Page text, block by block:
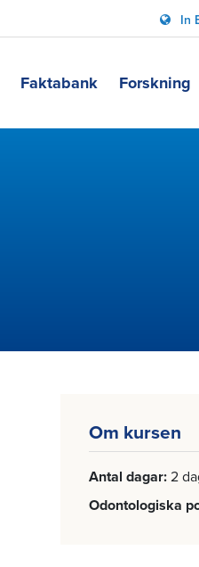
In
Faktabank Forskning
Om kursen
Antal dagar 2
Odontologiska